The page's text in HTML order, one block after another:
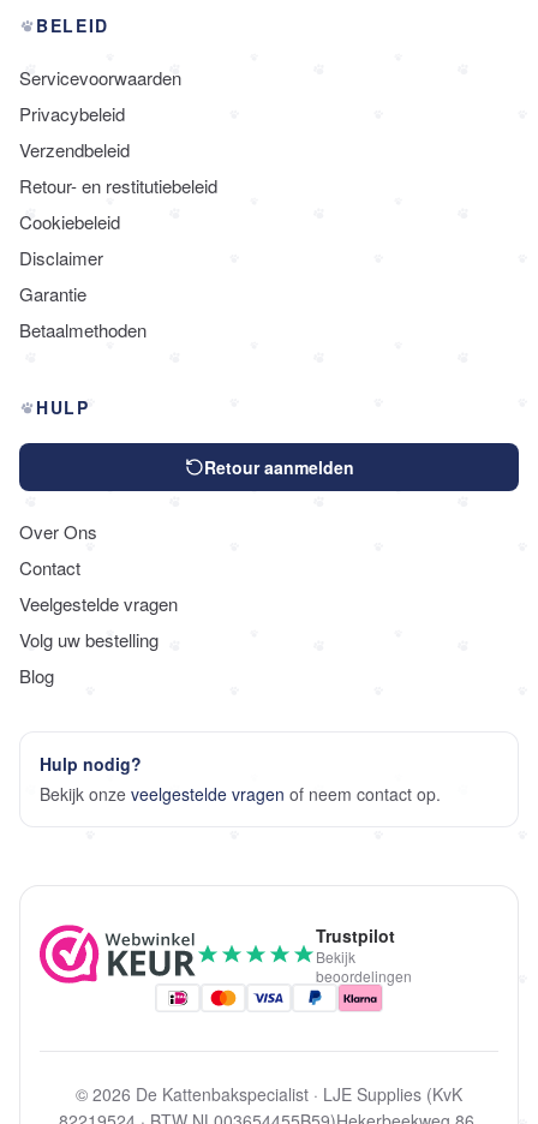
BELEID
Servicevoorwaarden
Privacybeleid
Verzendbeleid
Retour- en restitutiebeleid
Cookiebeleid
Disclaimer
Garantie
Betaalmethoden
HULP
Retour aanmelden
Over Ons
Contact
Veelgestelde vragen
Volg uw bestelling
Blog
Hulp nodig?
Bekijk onze veelgestelde vragen of neem contact op.
© 2026 De Kattenbakspecialist · LJE Supplies (KvK